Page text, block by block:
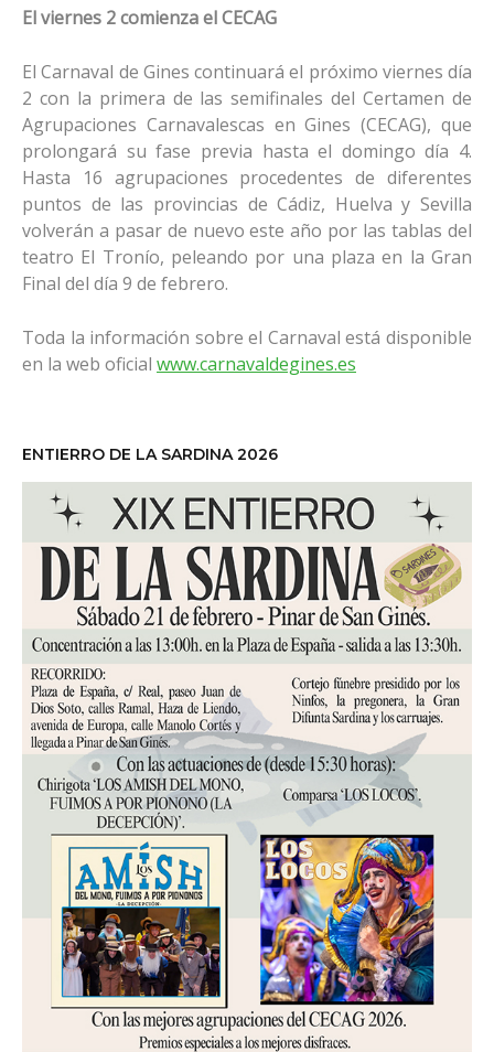
El viernes 2 comienza el CECAG
El Carnaval de Gines continuará el próximo viernes día
2 con la primera de las semifinales del Certamen de
Agrupaciones Carnavalescas en Gines (CECAG), que
prolongará su fase previa hasta el domingo día 4.
Hasta 16 agrupaciones procedentes de diferentes
puntos de las provincias de Cádiz, Huelva y Sevilla
volverán a pasar de nuevo este año por las tablas del
teatro El Tronío, peleando por una plaza en la Gran
Final del día 9 de febrero.
Toda la información sobre el Carnaval está disponible
en la web oficial www.carnavaldegines.es
ENTIERRO DE LA SARDINA 2026